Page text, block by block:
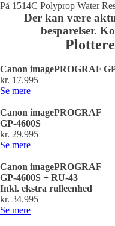
På 1514C Polyprop Water
Der kan være
besparelser.
Canon imagePROGRAF
kr. 17.995
Se mere
Canon imagePROGRAF
GP-4600S
kr. 29.995
Se mere
Canon imagePROGRAF
GP-4600S + RU-43
Inkl. ekstra rulleenhed
kr. 34.995
Se mere